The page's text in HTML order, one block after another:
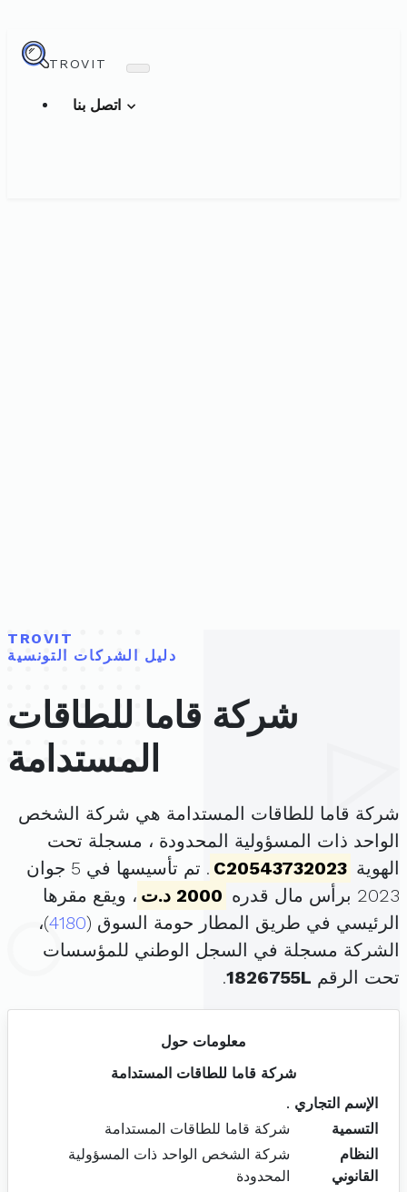
TROVIT
TROVIT
دليل الشركات التونسية
شركة قاما للطاقات
المستدامة
شركة قاما للطاقات المستدامة هي شركة الشخص
الواحد ذات المسؤولية المحدودة ، مسجلة تحت
الهوية C20543732023
. تم تأسيسها في 5 جوان
2023 برأس مال قدره
2000 د.ت
، ويقع مقرها
الرئيسي في طريق المطار حومة السوق (4180)،
الشركة مسجلة في السجل الوطني للمؤسسات
تحت الرقم 1826755L
.
معلومات حول
شركة قاما للطاقات المستدامة
الإسم التجاري .
التسمية
شركة قاما للطاقات المستدامة
النظام
القانوني
شركة الشخص الواحد ذات المسؤولية
المحدودة